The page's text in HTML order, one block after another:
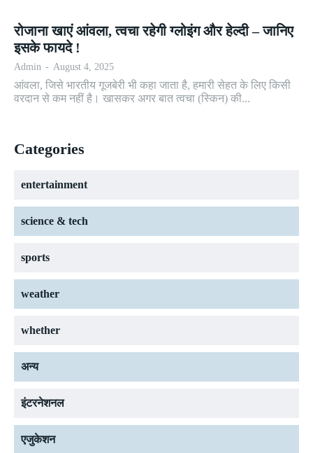
रोजाना खाएं आंवला, त्वचा रहेगी ग्लोइंग और हेल्दी – जानिए
इसके फायदे !
Admin - August 4, 2025
आंवला, जिसे भारतीय गूजबेरी भी कहा जाता है, हमारी सेहत के लिए किसी
वरदान से कम नहीं है। खासकर अगर बात त्वचा (स्किन) की...
Categories
entertainment
science & tech
sports
weather
whether
अन्य
इंटरनेशनल
एजुकेशन